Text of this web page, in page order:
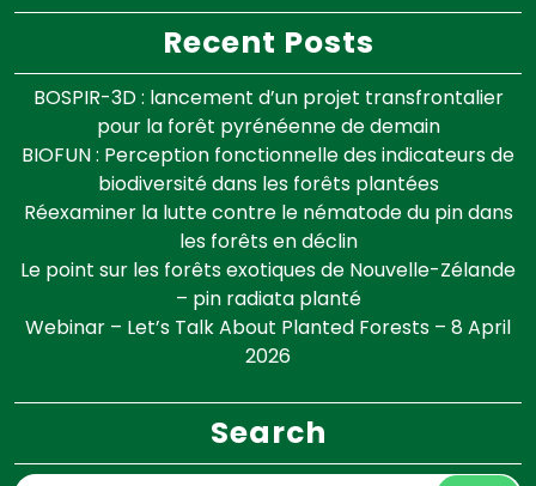
Recent Posts
BOSPIR-3D : lancement d’un projet transfrontalier
pour la forêt pyrénéenne de demain
BIOFUN : Perception fonctionnelle des indicateurs de
biodiversité dans les forêts plantées
Réexaminer la lutte contre le nématode du pin dans
les forêts en déclin
Le point sur les forêts exotiques de Nouvelle-Zélande
– pin radiata planté
Webinar – Let’s Talk About Planted Forests – 8 April
2026
Search